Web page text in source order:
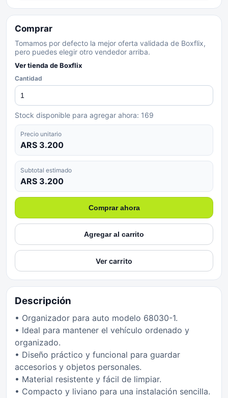
Comprar
Tomamos por defecto la mejor oferta validada de Boxflix,
pero puedes elegir otro vendedor arriba.
Ver tienda deBoxflix
Cantidad
Stock disponible para agregar ahora: 169
Precio unitario
ARS 3.200
Subtotal estimado
ARS 3.200
Comprar ahora
Agregar al carrito
Ver carrito
Descripción
• Organizador para auto modelo 68030-1.
• Ideal para mantener el vehículo ordenado y
organizado.
• Diseño práctico y funcional para guardar
accesorios y objetos personales.
• Material resistente y fácil de limpiar.
• Compacto y liviano para una instalación sencilla.